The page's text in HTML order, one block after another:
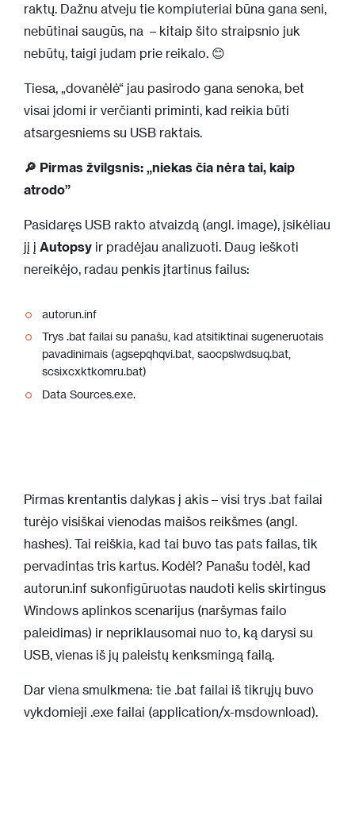
raktų. Dažnu atveju tie kompiuteriai būna gana seni,
nebūtinai saugūs, na – kitaip šito straipsnio juk
nebūtų, taigi judam prie reikalo. 😊
Tiesa, „dovanėlė“ jau pasirodo gana senoka, bet
visai įdomi ir verčianti priminti, kad reikia būti
atsargesniems su USB raktais.
🔎 Pirmas žvilgsnis: „niekas čia nėra tai, kaip
atrodo”
Pasidaręs USB rakto atvaizdą (angl. image), įsikėliau
jį į Autopsy ir pradėjau analizuoti. Daug ieškoti
nereikėjo, radau penkis įtartinus failus:
autorun.inf
Trys .bat failai su panašu, kad atsitiktinai sugeneruotais
pavadinimais (agsepqhqvi.bat, saocpslwdsuq.bat,
scsixcxktkomru.bat)
Data Sources.exe.
Pirmas krentantis dalykas į akis – visi trys .bat failai
turėjo visiškai vienodas maišos reikšmes (angl.
hashes). Tai reiškia, kad tai buvo tas pats failas, tik
pervadintas tris kartus. Kodėl? Panašu todėl, kad
autorun.inf sukonfigūruotas naudoti kelis skirtingus
Windows aplinkos scenarijus (naršymas failo
paleidimas) ir nepriklausomai nuo to, ką darysi su
USB, vienas iš jų paleistų kenksmingą failą.
Dar viena smulkmena: tie .bat failai iš tikrųjų buvo
vykdomieji .exe failai (application/x-msdownload).